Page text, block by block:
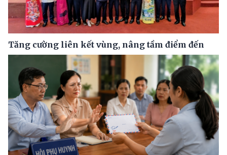
Tăng cường liên kết vùng, nâng tầm điểm đến